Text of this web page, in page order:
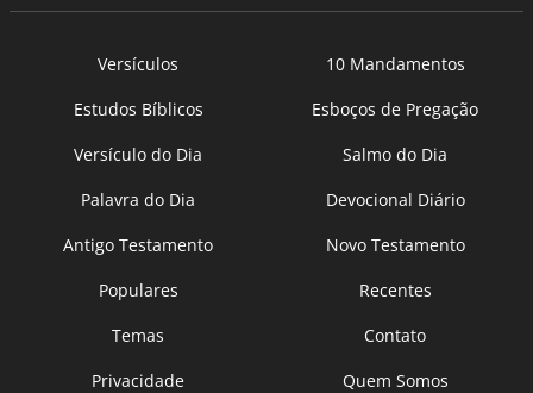
Versículos
10 Mandamentos
Estudos Bíblicos
Esboços de Pregação
Versículo do Dia
Salmo do Dia
Palavra do Dia
Devocional Diário
Antigo Testamento
Novo Testamento
Populares
Recentes
Temas
Contato
Privacidade
Quem Somos